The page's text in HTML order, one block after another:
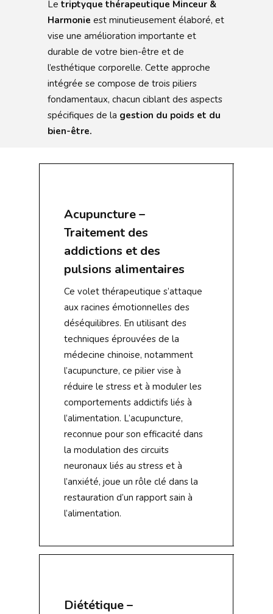
Le triptyque thérapeutique Minceur &
Harmonie est minutieusement élaboré, et
vise une amélioration importante et
durable de votre bien-être et de
l’esthétique corporelle. Cette approche
intégrée se compose de trois piliers
fondamentaux, chacun ciblant des aspects
spécifiques de la gestion du poids et du
bien-être.
Acupuncture –
Traitement des
addictions et des
pulsions alimentaires
Ce volet thérapeutique s’attaque
aux racines émotionnelles des
déséquilibres. En utilisant des
techniques éprouvées de la
médecine chinoise, notamment
l’acupuncture, ce pilier vise à
réduire le stress et à moduler les
comportements addictifs liés à
l’alimentation. L’acupuncture,
reconnue pour son efficacité dans
la modulation des circuits
neuronaux liés au stress et à
l’anxiété, joue un rôle clé dans la
restauration d’un rapport sain à
l’alimentation.
Diététique –